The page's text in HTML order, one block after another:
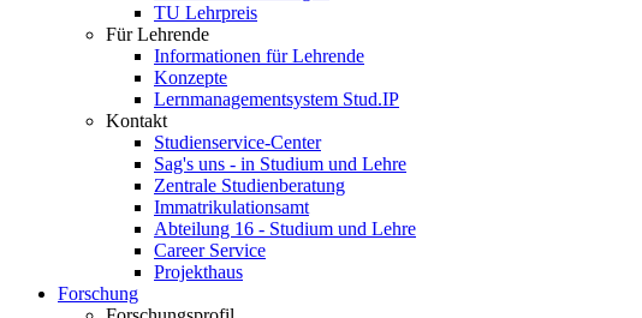
TU Lehrpreis
Für Lehrende
Informationen für Lehrende
Konzepte
Lernmanagementsystem Stud.IP
Kontakt
Studienservice-Center
Sag's uns - in Studium und Lehre
Zentrale Studienberatung
Immatrikulationsamt
Abteilung 16 - Studium und Lehre
Career Service
Projekthaus
Forschung